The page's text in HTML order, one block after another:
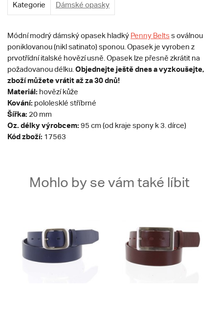
Kategorie Dámské opasky
Módní modrý dámský opasek hladký Penny Belts s oválnou
poniklovanou (nikl satinato) sponou. Opasek je vyroben z
prvotřídní italské hovězí usně. Opasek lze přesně zkrátit na
požadovanou délku. Objednejte ještě dnes a vyzkoušejte,
zboží můžete vrátit až za 30 dnů!
Materiál: hovězí kůže
Kování: pololesklé stříbrné
Šířka: 20 mm
Oz. délky výrobcem: 95 cm (od kraje spony k 3. dírce)
Kód zboží: 17563
Mohlo by se vám také líbit